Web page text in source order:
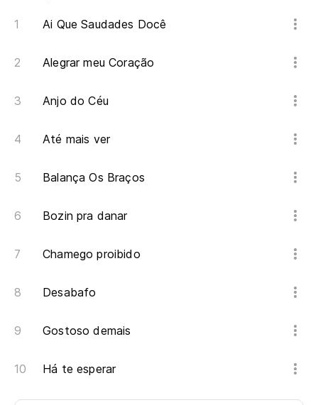
Ai Que Saudades Docê
Alegrar meu Coração
Anjo do Céu
Até mais ver
Balança Os Braços
Bozin pra danar
Chamego proibido
Desabafo
Gostoso demais
Há te esperar